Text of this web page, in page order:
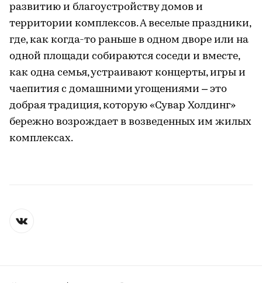
развитию и благоустройству домов и
территории комплексов. А веселые праздники,
где, как когда-то раньше в одном дворе или на
одной площади собираются соседи и вместе,
как одна семья, устраивают концерты, игры и
чаепития с домашними угощениями – это
добрая традиция, которую «Сувар Холдинг»
бережно возрождает в возведенных им жилых
комплексах.